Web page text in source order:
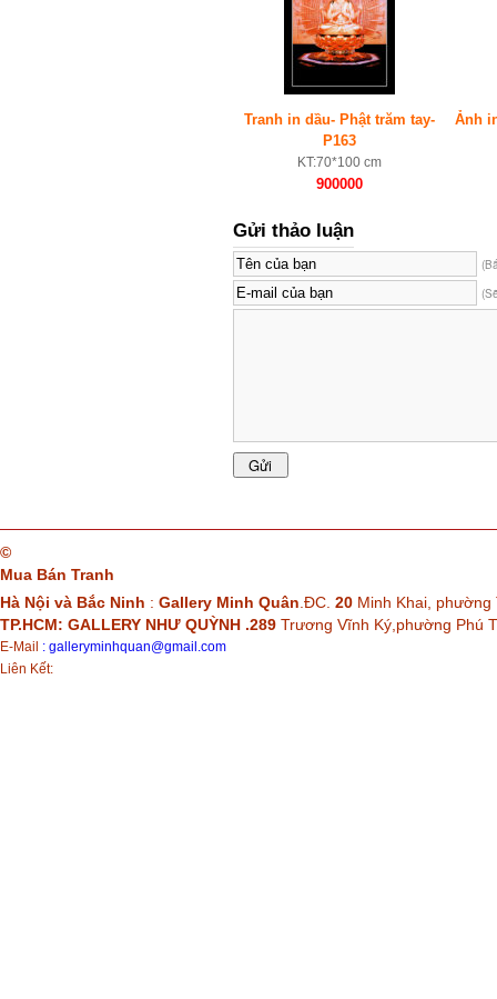
Tranh in dầu- Phật trăm tay-
P163
KT:70*100 cm
900000
Ảnh
Gửi thảo luận
©
Mua Bán Tranh
Hà Nội và Bắc Ninh : Gallery Minh Quân .ĐC. 20 Minh Khai,
TP.HCM: GALLERY NHƯ QUỲNH .289 Trương Vĩnh Ký,phường Phú
E-Mail : galleryminhquan@gmail.com
Liên Kết: